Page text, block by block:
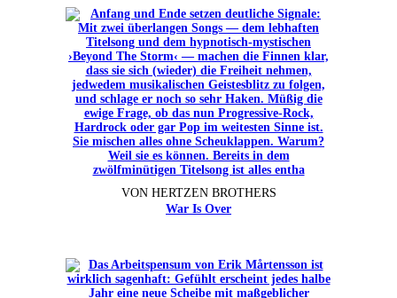
VON HERTZEN BROTHERS
War Is Over